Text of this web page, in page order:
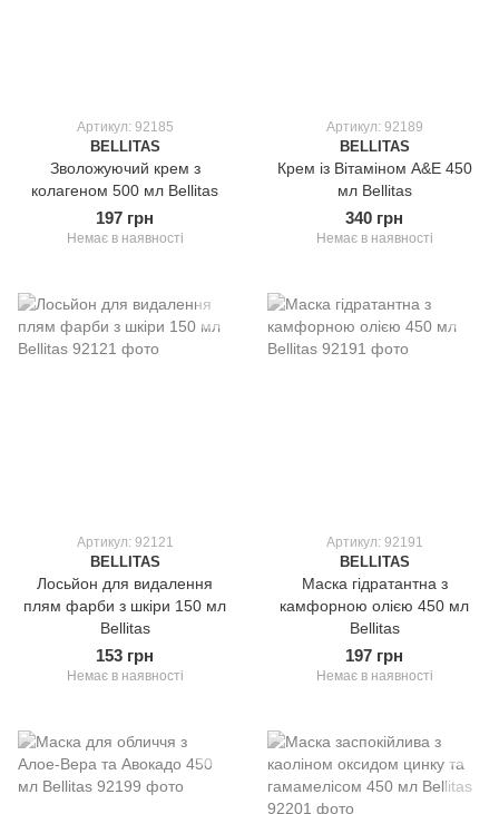
Артикул: 92185
BELLITAS
Зволожуючий крем з
колагеном 500 мл Bellitas
197 грн
Немає в наявності
Артикул: 92189
BELLITAS
Крем із Вітаміном А&E 450
мл Bellitas
340 грн
Немає в наявності
Артикул: 92121
BELLITAS
Лосьйон для видалення
плям фарби з шкіри 150 мл
Bellitas
153 грн
Немає в наявності
Артикул: 92191
BELLITAS
Маска гідратантна з
камфорною олією 450 мл
Bellitas
197 грн
Немає в наявності